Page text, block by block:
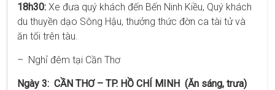
18h30: Xe đưa quý khách đến Bến Ninh Kiều, Quý khách
du thuyền dạo Sông Hậu, thưởng thức đờn ca tài tử và
ăn tối trên tàu.
– Nghỉ đêm tại Cần Thơ
Ngày 3: CẦN THƠ – TP. HỒ CHÍ MINH (Ăn sáng, trưa)